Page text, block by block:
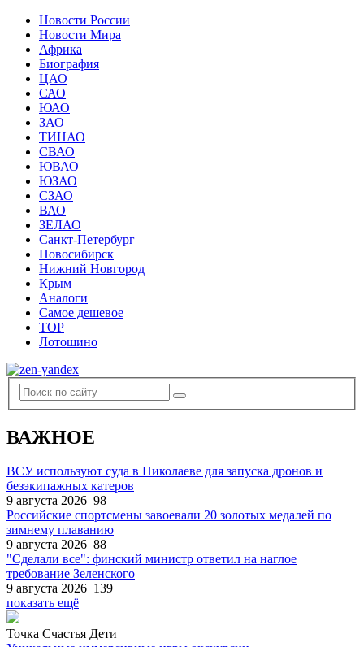
Новости России
Новости Мира
Африка
Биография
ЦАО
САО
ЮАО
ЗАО
ТИНАО
СВАО
ЮВАО
ЮЗАО
СЗАО
ВАО
ЗЕЛАО
Санкт-Петербург
Новосибирск
Нижний Новгород
Крым
Аналоги
Самое дешевое
TOP
Лотошино
ВАЖНОЕ
ВСУ используют суда в Николаеве для запуска дронов и
безэкипажных катеров
9 августа 2026 98
Российские спортсмены завоевали 20 золотых медалей по
зимнему плаванию
9 августа 2026 88
"Сделали все": финский министр ответил на наглое
требование Зеленского
9 августа 2026 139
показать ещё
Точка Счастья Дети